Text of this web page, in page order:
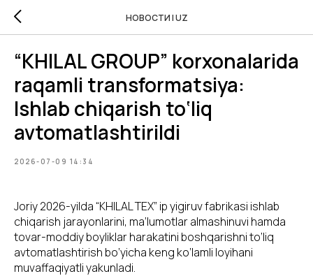
НОВОСТИ | UZ
“KHILAL GROUP” korxonalarida
raqamli transformatsiya:
Ishlab chiqarish to‘liq
avtomatlashtirildi
2026-07-09 14:34
Joriy 2026-yilda “KHILAL TEX” ip yigiruv fabrikasi ishlab
chiqarish jarayonlarini, ma’lumotlar almashinuvi hamda
tovar-moddiy boyliklar harakatini boshqarishni to‘liq
avtomatlashtirish bo‘yicha keng ko‘lamli loyihani
muvaffaqiyatli yakunladi.